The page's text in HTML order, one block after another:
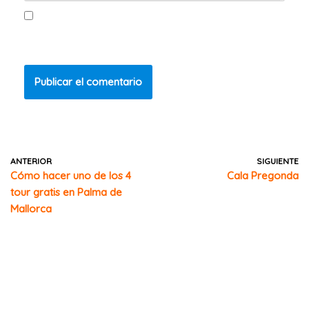
ANTERIOR
Cómo hacer uno de los 4
tour gratis en Palma de
Mallorca
SIGUIENTE
Cala Pregonda